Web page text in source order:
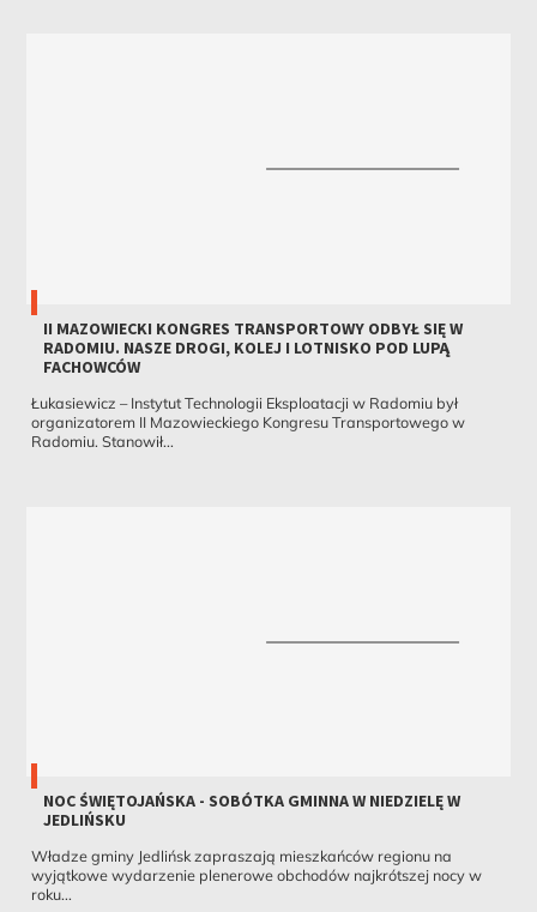
II MAZOWIECKI KONGRES TRANSPORTOWY ODBYŁ SIĘ W
RADOMIU. NASZE DROGI, KOLEJ I LOTNISKO POD LUPĄ
FACHOWCÓW
Łukasiewicz – Instytut Technologii Eksploatacji w Radomiu był
organizatorem II Mazowieckiego Kongresu Transportowego w
Radomiu. Stanowił...
NOC ŚWIĘTOJAŃSKA - SOBÓTKA GMINNA W NIEDZIELĘ W
JEDLIŃSKU
Władze gminy Jedlińsk zapraszają mieszkańców regionu na
wyjątkowe wydarzenie plenerowe obchodów najkrótszej nocy w
roku...